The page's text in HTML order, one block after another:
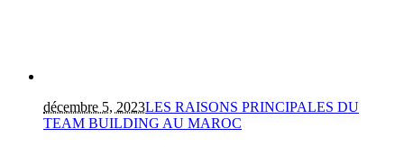
décembre 5, 2023LES RAISONS PRINCIPALES DU
TEAM BUILDING AU MAROC